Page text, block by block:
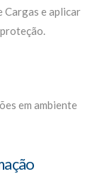
Cargas e aplicar
em ambiente